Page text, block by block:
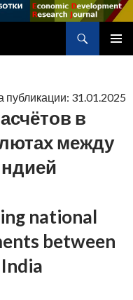
публикации: 31.01.2025
в
между
national
between